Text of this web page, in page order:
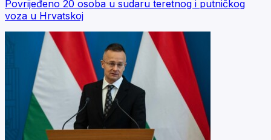
Povrijeđeno 20 osoba u sudaru teretnog i putničkog
voza u Hrvatskoj